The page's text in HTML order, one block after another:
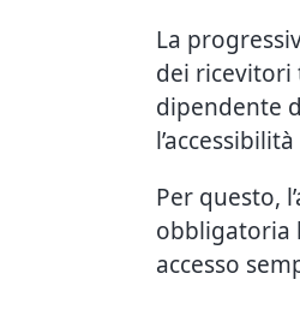
La
dei ricevitori
dipendente
Per questo,
obbligatoria
accesso